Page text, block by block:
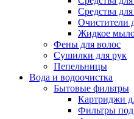
Средства
Очистители
Жидкое
Фены для волос
Сушилки для рук
Пепельницы
Вода и водоочистка
Бытовые фильтры
Картриджи
Фильтры